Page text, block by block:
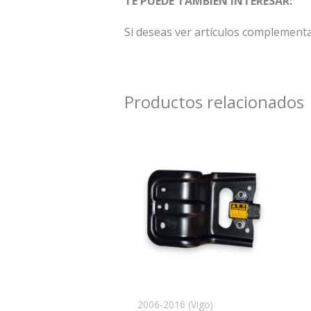
Si deseas ver artículos
Productos relacionados
2006-2016 (Vigo)